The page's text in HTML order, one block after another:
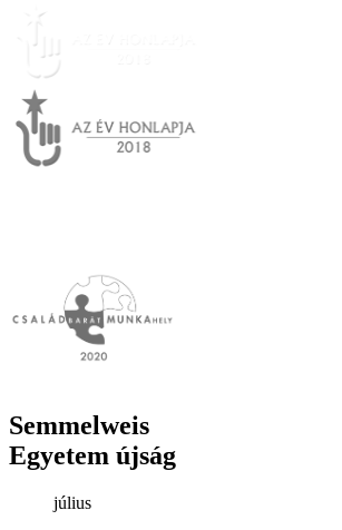
Semmelweis
Egyetem újság
július